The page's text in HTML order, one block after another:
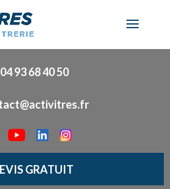
04 93 68 40 50
GRATUIT